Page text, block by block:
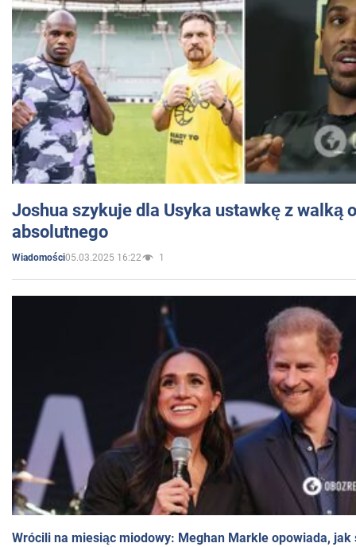
Joshua szykuje dla Usyka ustawkę z walką
absolutnego
Wiadomości05.03.2025 16:22 1
Wrócili na miesiąc miodowy: Meghan Markle opowiada, jak